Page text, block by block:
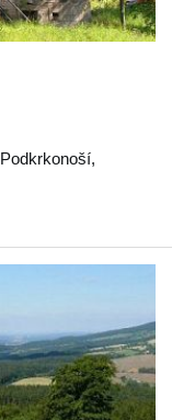
Podkrkonoší,